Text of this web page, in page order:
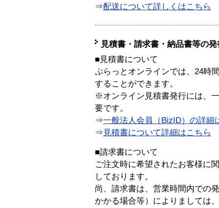
⇒配送について詳しくはこちら
見積書・請求書・納品書等の
■見積書について
ぷらっとオンラインでは、24時
することができます。
※オンライン見積書発行には、
要です。
⇒一般法人会員（BizID）の詳細
⇒ 見積書について詳細はこちら
■請求書について
ご注文時に希望されたお客様に
しております。
尚、請求書は、営業時間内での
かかる場合等）によりましては